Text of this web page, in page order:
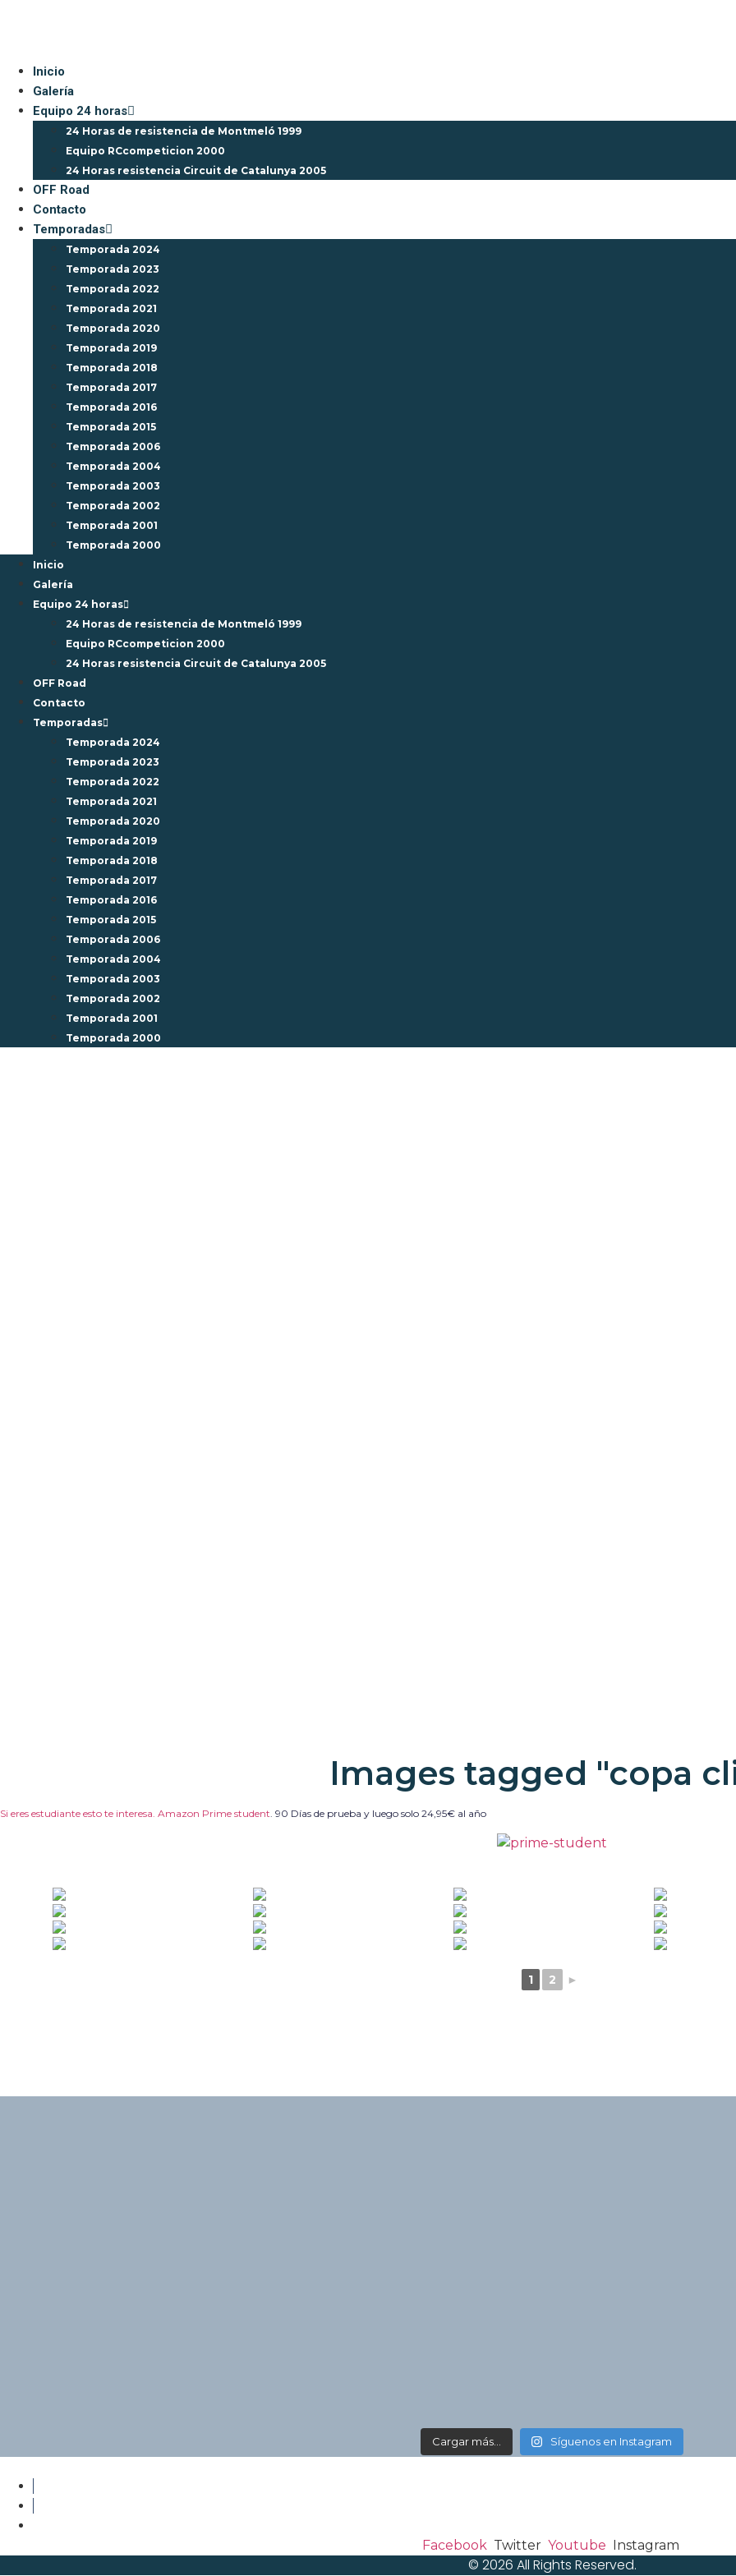
Inicio
Galería
Equipo 24 horas
24 Horas de resistencia de Montmeló 1999
Equipo RCcompeticion 2000
24 Horas resistencia Circuit de Catalunya 2005
OFF Road
Contacto
Temporadas
Temporada 2024
Temporada 2023
Temporada 2022
Temporada 2021
Temporada 2020
Temporada 2019
Temporada 2018
Temporada 2017
Temporada 2016
Temporada 2015
Temporada 2006
Temporada 2004
Temporada 2003
Temporada 2002
Temporada 2001
Temporada 2000
Inicio
Galería
Equipo 24 horas
24 Horas de resistencia de Montmeló 1999
Equipo RCcompeticion 2000
24 Horas resistencia Circuit de Catalunya 2005
OFF Road
Contacto
Temporadas
Temporada 2024
Temporada 2023
Temporada 2022
Temporada 2021
Temporada 2020
Temporada 2019
Temporada 2018
Temporada 2017
Temporada 2016
Temporada 2015
Temporada 2006
Temporada 2004
Temporada 2003
Temporada 2002
Temporada 2001
Temporada 2000
Images tagged "copa
Si eres estudiante esto te interesa. Amazon Prime student. 90 Días de prueba y luego solo 24,95€ al año
1 2 ►
Cargar más... Síguenos en Instagram
Facebook Twitter Youtube Instagram
© 2026 All Rights Reserved.